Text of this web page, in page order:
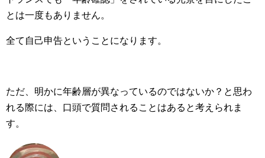
とは一度もありません。
全て自己申告ということになります。
ただ、明かに年齢層が異なっているのではないか？と思わ
れる際には、口頭で質問されることはあると考えられま
す。